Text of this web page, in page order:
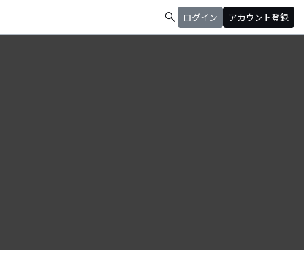
search ログイン アカウント登録